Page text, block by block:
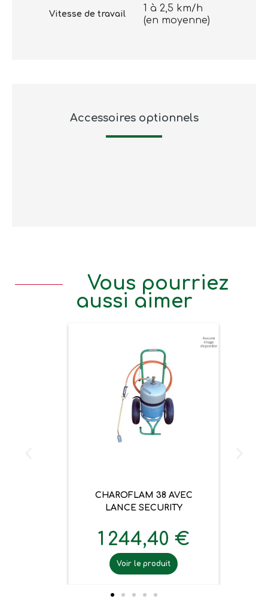
Vitesse de travail
1 à 2,5 km/h
(en moyenne)
Accessoires optionnels
Vous pourriez
aussi aimer
CHAROFLAM 38 AVEC
LANCE SECURITY
1 244,40 €
Voir le produit